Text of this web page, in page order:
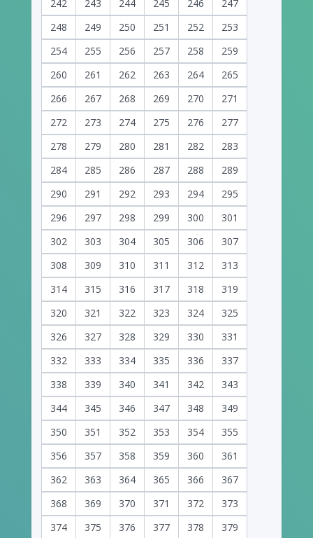
242
243 244 245 246
247
248
249 250 251 252
253
254
255 256 257 258
259
260
261 262 263 264
265
266
267 268 269 270
271
272
273 274 275 276
277
278
279 280 281 282
283
284
285 286 287 288
289
290
291 292 293 294
295
296
297 298 299 300
301
302
303 304 305 306
307
308
309 310 311 312
313
314
315 316 317 318
319
320
321 322 323 324
325
326
327 328 329 330
331
332
333 334 335 336
337
338
339 340 341 342
343
344
345 346 347 348
349
350
351 352 353 354
355
356
357 358 359 360
361
362
363 364 365 366
367
368
369 370 371 372
373
374
375 376 377 378 379